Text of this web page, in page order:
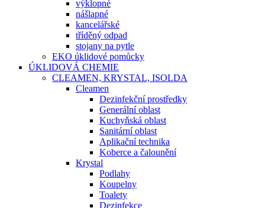
výklopné
nášlapné
kancelářské
tříděný odpad
stojany na pytle
EKO úklidové pomůcky
ÚKLIDOVÁ CHEMIE
CLEAMEN, KRYSTAL, ISOLDA
Cleamen
Dezinfekční prostředky
Generální oblast
Kuchyňská oblast
Sanitární oblast
Aplikační technika
Koberce a čalounění
Krystal
Podlahy
Koupelny
Toalety
Dezinfekce